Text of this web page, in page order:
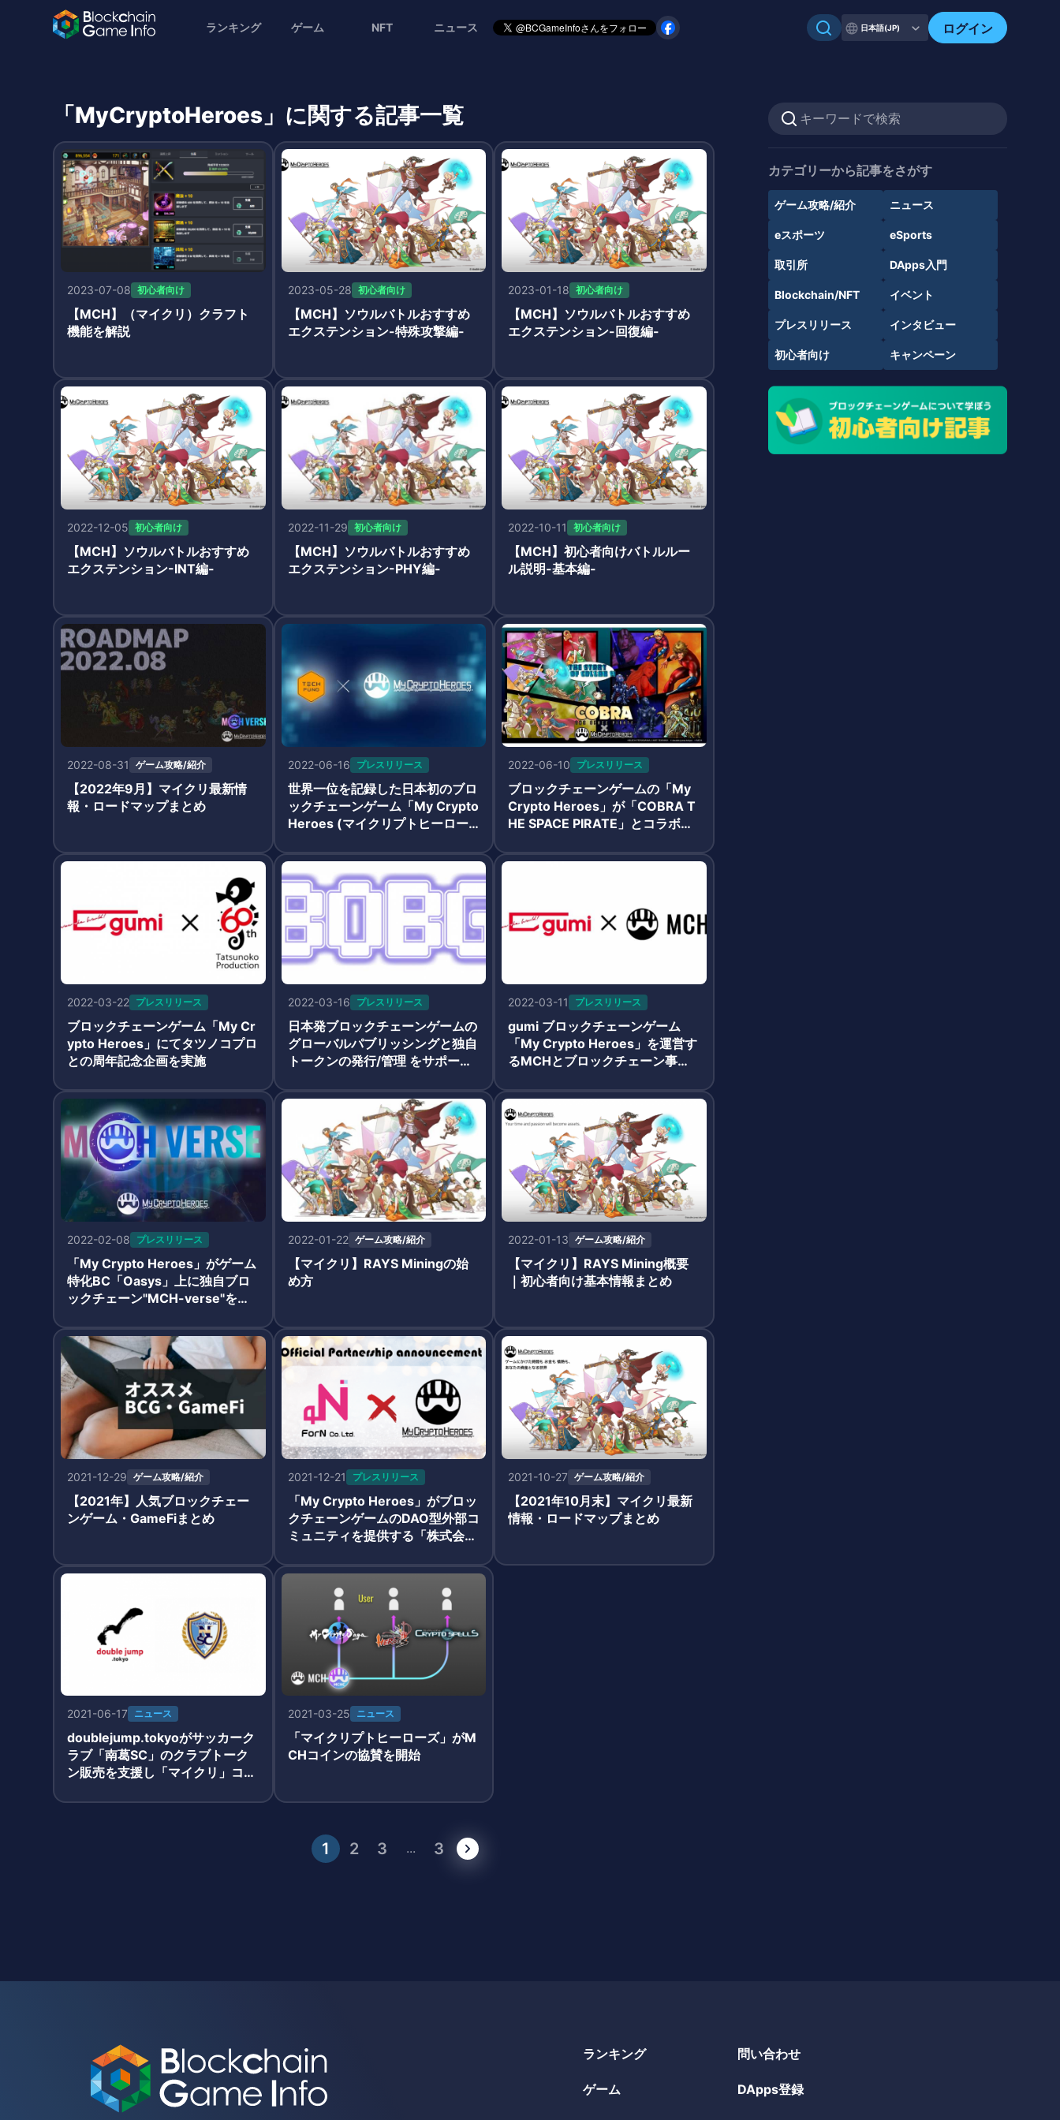
ランキング ゲーム NFT ニュース 日本語(JP) ログイン
「MyCryptoHeroes」に関する記事一覧
2023-07-08 初心者向け
【MCH】（マイクリ）クラフト
機能を解説
2023-05-28 初心者向け
【MCH】ソウルバトルおすすめ
エクステンション-特殊攻撃編-
2023-01-18 初心者向け
【MCH】ソウルバトルおすすめ
エクステンション-回復編-
2022-12-05 初心者向け
【MCH】ソウルバトルおすすめ
エクステンション-INT編-
2022-11-29 初心者向け
【MCH】ソウルバトルおすすめ
エクステンション-PHY編-
2022-10-11 初心者向け
【MCH】初心者向けバトルルー
ル説明-基本編-
2022-08-31 ゲーム攻略/紹介
【2022年9月】マイクリ最新情
報・ロードマップまとめ
2022-06-16 プレスリリース
世界一位を記録した日本初のブロ
ックチェーンゲーム「My Crypto
Heroes (マイクリプトヒーロー
監査をTECHFUNDが実施完了
2022-06-10 プレスリリース
ブロックチェーンゲームの「My
Crypto Heroes」が「COBRA T
HE SPACE PIRATE」とコラボレ
FT化
2022-03-22 プレスリリース
ブロックチェーンゲーム「My Cr
ypto Heroes」にてタツノコプロ
との周年記念企画を実施
2022-03-16 プレスリリース
日本発ブロックチェーンゲームの
グローバルパブリッシングと独自
トークンの発行/管理 をサポート
2022-03-11 プレスリリース
gumi ブロックチェーンゲーム
「My Crypto Heroes」を運営す
るMCHとブロックチェーン事業
2022-02-08 プレスリリース
「My Crypto Heroes」がゲーム
特化BC「Oasys」上に独自ブロ
ックチェーン"MCH-verse"を展
2022-01-22 ゲーム攻略/紹介
【マイクリ】RAYS Miningの始
め方
2022-01-13 ゲーム攻略/紹介
【マイクリ】RAYS Mining概要
｜初心者向け基本情報まとめ
2021-12-29 ゲーム攻略/紹介
【2021年】人気ブロックチェー
ンゲーム・GameFiまとめ
2021-12-21 プレスリリース
「My Crypto Heroes」がブロッ
クチェーンゲームのDAO型外部コ
ミュニティを提供する「株式会社
結
2021-10-27 ゲーム攻略/紹介
【2021年10月末】マイクリ最新
情報・ロードマップまとめ
2021-06-17 ニュース
doublejump.tokyoがサッカーク
ラブ「南葛SC」のクラブトーク
ン販売を支援し「マイクリ」コラ
2021-03-25 ニュース
「マイクリプトヒーローズ」がM
CHコインの協賛を開始
1 2 3 ... 3
カテゴリーから記事をさがす
ゲーム攻略/紹介 ニュース
eスポーツ eSports
取引所 DApps入門
Blockchain/NFT イベント
プレスリリース インタビュー
初心者向け キャンペーン
ランキング
ゲーム
問い合わせ
DApps登録